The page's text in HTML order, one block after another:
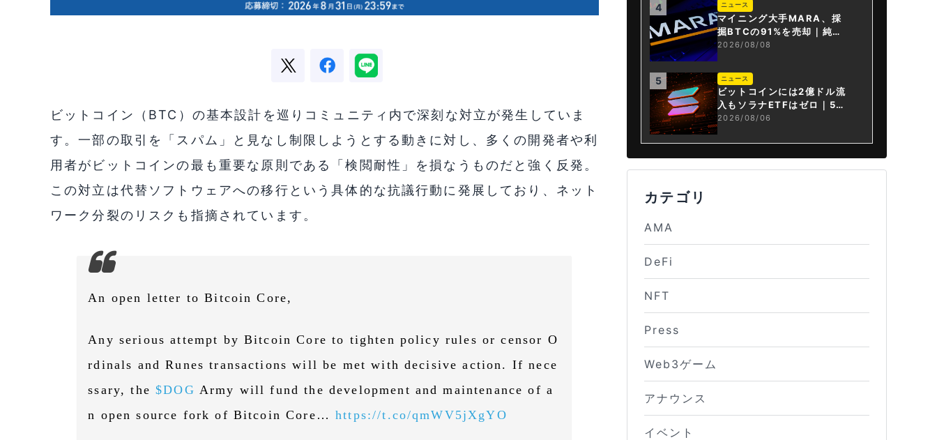
ビットコイン（BTC）の基本設計を巡りコミュニティ内で深刻な対立が発生していま
す。一部の取引を「スパム」と見なし制限しようとする動きに対し、多くの開発者や利
用者がビットコインの最も重要な原則である「検閲耐性」を損なうものだと強く反発。
この対立は代替ソフトウェアへの移行という具体的な抗議行動に発展しており、ネット
ワーク分裂のリスクも指摘されています。
An open letter to Bitcoin Core,
Any serious attempt by Bitcoin Core to tighten policy rules or censor O
rdinals and Runes transactions will be met with decisive action. If nece
ssary, the$DOG Army will fund the development and maintenance of a
n open source fork of Bitcoin Core…https://t.co/qmWV5jXgYO
4 ニュース
マイニング大手MARA、採
掘BTCの91%を売却｜純損
失6億ドル
2026/08/08
5 ニュース
ビットコインには2億ドル流
入もソラナETFはゼロ｜5営
業日連続で停止
2026/08/06
カテゴリ
AMA
DeFi
NFT
Press
Web3ゲーム
アナウンス
イベント